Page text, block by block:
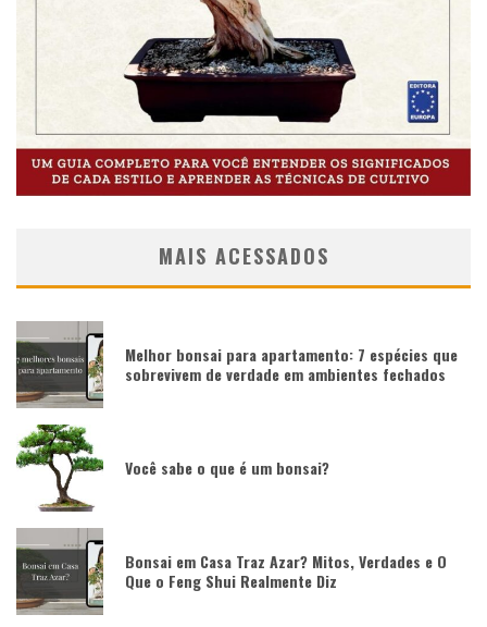
MAIS ACESSADOS
Melhor bonsai para apartamento: 7 espécies que
sobrevivem de verdade em ambientes fechados
Você sabe o que é um bonsai?
Bonsai em Casa Traz Azar? Mitos, Verdades e O
Que o Feng Shui Realmente Diz